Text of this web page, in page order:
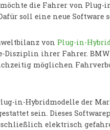
möchte die Fahrer von
soll eine neue Software
von Plug-in-
Disziplin ihrer Fahrer.
möglichen
in-Hybridmodelle der
sein. Dieses
elektrisch